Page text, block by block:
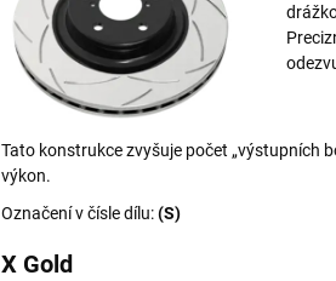
Tato konstrukce zvyšuje počet „výstupních
výkon.
Označení v čísle dílu:(S)
X Gold